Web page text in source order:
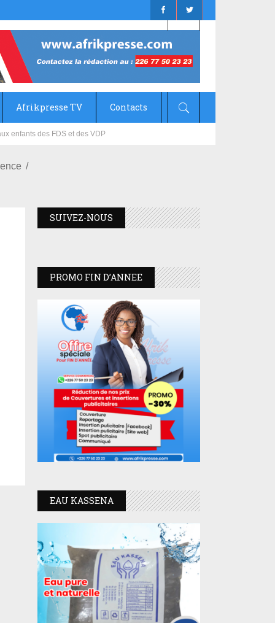
Afrikpresse TV Contacts
SUIVEZ-NOUS
PROMO FIN D’ANNEE
EAU KASSENA